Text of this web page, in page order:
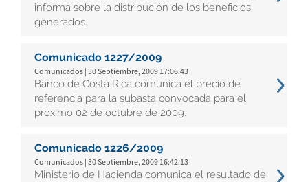
informa sobre la distribución de los beneficios
generados.
Comunicado 1227/2009
Comunicados | 30 Septiembre, 2009 17:06:43
Banco de Costa Rica comunica el precio de
referencia para la subasta convocada para el
próximo 02 de octubre de 2009.
Comunicado 1226/2009
Comunicados | 30 Septiembre, 2009 16:42:13
Ministerio de Hacienda comunica el resultado de